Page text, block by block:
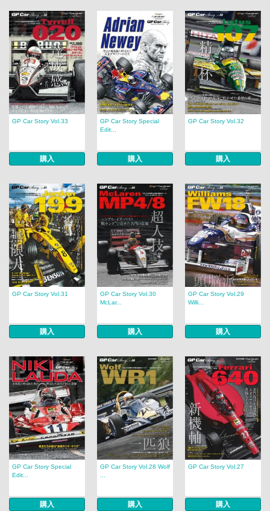
GP Car Story Vol.33
購入
GP Car Story Special
Edit...
購入
GP Car Story Vol.32
購入
GP Car Story Vol.31
購入
GP Car Story Vol.30
McLar...
購入
GP Car Story Vol.29
Willi...
購入
GP Car Story Special
Edit...
購入
GP Car Story Vol.28 Wolf
...
購入
GP Car Story Vol.27
購入